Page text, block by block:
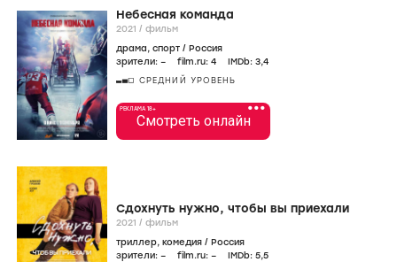
Небесная команда
2021 / фильм
драма, спорт / Россия
зрители: – film.ru: 4 IMDb: 3,4
СРЕДНИЙ УРОВЕНЬ
•••
РЕКЛАМА 18+
Смотреть онлайн
Сдохнуть нужно, чтобы вы приехали
2021 / фильм
триллер, комедия / Россия
зрители: – film.ru: – IMDb: 5,5